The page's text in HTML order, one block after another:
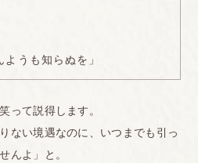
ようも知らぬを」
って説得します。
ない境遇なのに、いつまでも引っ
んよ」と。